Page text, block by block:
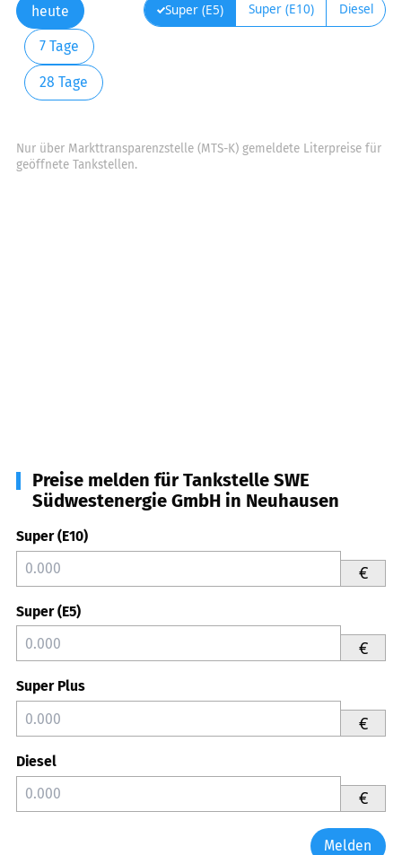
heute
7 Tage
28 Tage
Super (E5) Super (E10) Diesel
Nur über Markttransparenzstelle (MTS-K) gemeldete Literpreise für
geöffnete Tankstellen.
Preise melden für Tankstelle SWE
Südwestenergie GmbH in Neuhausen
Super (E10)
€
Super (E5)
€
Super Plus
€
Diesel
€
Melden